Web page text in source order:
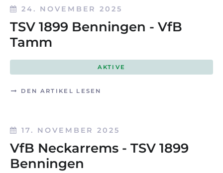
24. NOVEMBER 2025
TSV 1899 Benningen - VfB
Tamm
AKTIVE
DEN ARTIKEL LESEN
17. NOVEMBER 2025
VfB Neckarrems - TSV 1899
Benningen